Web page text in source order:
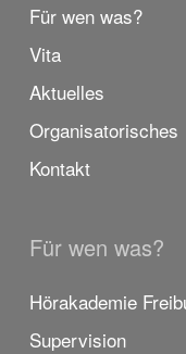
Für wen was?
Vita
Aktuelles
Organisatorisches
Kontakt
Für wen was?
Hörakademie
Supervision